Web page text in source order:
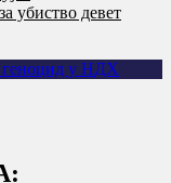
убиство девет
геноцид у НДХ